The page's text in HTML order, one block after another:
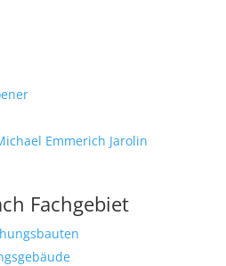
Emmerich Jarolin
Fachgebiet